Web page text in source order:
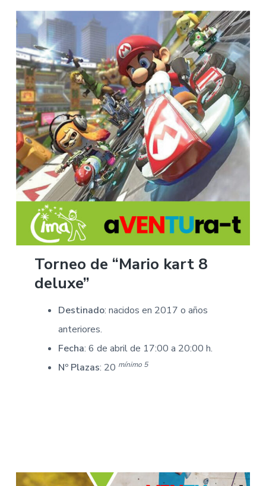
Torneo de “Mario kart 8
deluxe”
Destinado: nacidos en 2017 o años
anteriores.
Fecha: 6 de abril de 17:00 a 20:00 h.
Nº Plazas: 20 mínimo 5